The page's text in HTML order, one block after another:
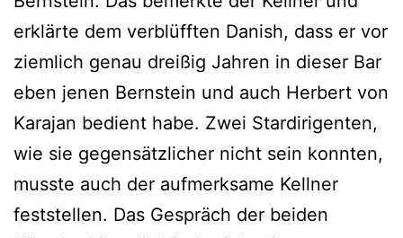
erklärte dem verblüfften Danish, dass er vor
ziemlich genau dreißig Jahren in dieser Bar
eben jenen Bernstein und auch Herbert von
Karajan bedient habe. Zwei Stardirigenten,
wie sie gegensätzlicher nicht sein konnten,
musste auch der aufmerksame Kellner
feststellen. Das Gespräch der beiden